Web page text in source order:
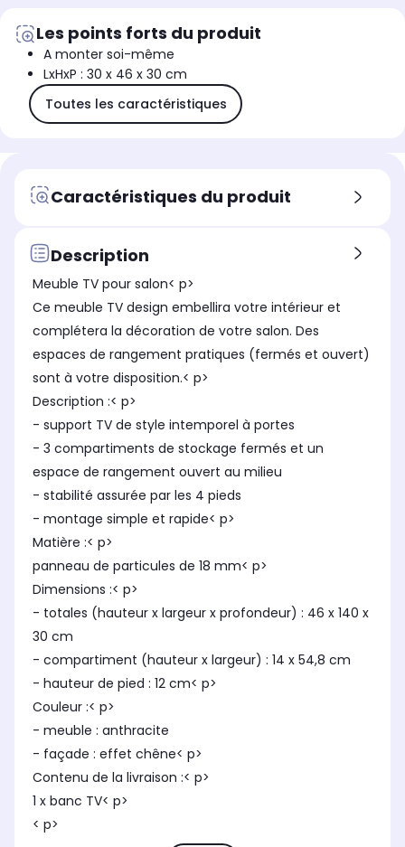
Les points forts du produit
A monter soi-même
LxHxP : 30 x 46 x 30 cm
Toutes les caractéristiques
Caractéristiques du produit
Description
Meuble TV pour salon< p>
Ce meuble TV design embellira votre intérieur et
complétera la décoration de votre salon. Des
espaces de rangement pratiques (fermés et ouvert)
sont à votre disposition.< p>
Description :< p>
- support TV de style intemporel à portes
- 3 compartiments de stockage fermés et un
espace de rangement ouvert au milieu
- stabilité assurée par les 4 pieds
- montage simple et rapide< p>
Matière :< p>
panneau de particules de 18 mm< p>
Dimensions :< p>
- totales (hauteur x largeur x profondeur) : 46 x 140 x
30 cm
- compartiment (hauteur x largeur) : 14 x 54,8 cm
- hauteur de pied : 12 cm< p>
Couleur :< p>
- meuble : anthracite
- façade : effet chêne< p>
Contenu de la livraison :< p>
1 x banc TV< p>
< p>